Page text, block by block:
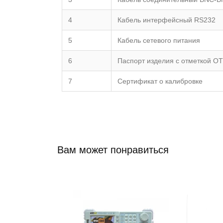
4 Кабель интерфейсный RS232
5 Кабель сетевого питания
6 Паспорт изделия с отметкой
7 Сертификат о калибровке
Вам может понравиться